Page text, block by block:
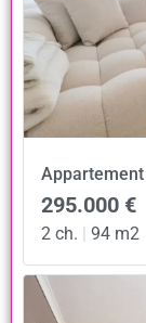
Appartement
295.000 €
2 ch. 94 m2